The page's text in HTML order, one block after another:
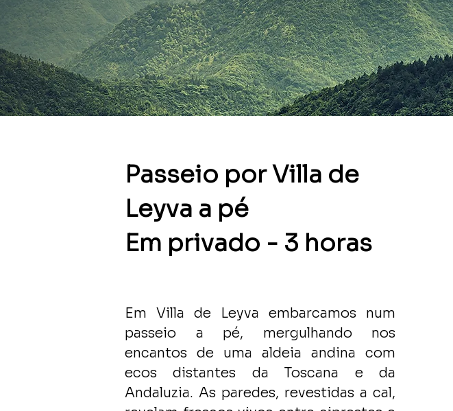
Passeio por Villa de
Leyva a pé
Em privado - 3 horas
Em Villa de Leyva embarcamos num
passeio a pé, mergulhando nos
encantos de uma aldeia andina com
ecos distantes da Toscana e da
Andaluzia. As paredes, revestidas a cal,